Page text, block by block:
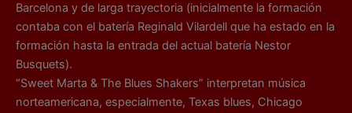
Barcelona y de larga trayectoria (inicialmente la formación
contaba con el batería Reginald Vilardell que ha estado en la
formación hasta la entrada del actual batería Nestor
Busquets).
“Sweet Marta & The Blues Shakers” interpretan música
norteamericana, especialmente, Texas blues, Chicago